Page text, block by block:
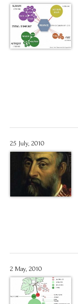
25 July, 2010
2 May, 2010